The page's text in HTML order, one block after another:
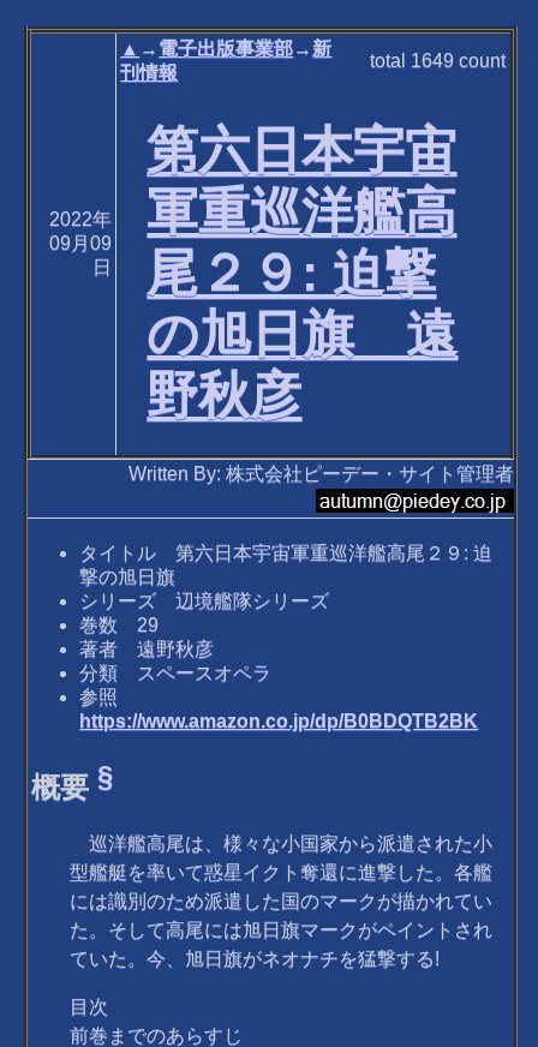
2022年
09月09
日
▲ → 電子出版事業部→ 新
刊情報
total 1649 count
第六日本宇宙
軍重巡洋艦高
尾２９: 迫撃
の旭日旗 遠
野秋彦
Written By: 株式会社ピーデー・サイト管理者
タイトル 第六日本宇宙軍重巡洋艦高尾２９: 迫
撃の旭日旗
シリーズ 辺境艦隊シリーズ
巻数 29
著者 遠野秋彦
分類 スペースオペラ
参照
https://www.amazon.co.jp/dp/B0BDQTB2BK
概要§
巡洋艦高尾は、様々な小国家から派遣された小
型艦艇を率いて惑星イクト奪還に進撃した。各艦
には識別のため派遣した国のマークが描かれてい
た。そして高尾には旭日旗マークがペイントされ
ていた。今、旭日旗がネオナチを猛撃する!
目次
前巻までのあらすじ